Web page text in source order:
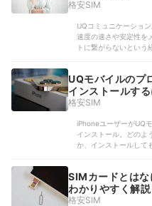
格安SIM
UQコミュニケーショ
速度の速さや安定性を
トに繋がらないという
UQモバイルのプ
インストールす
格安SIM
iPhoneユーザーがUQ
インストール。どのよ
か、インストールして
SIMカードとは
わかりやすく解説
格安SIM